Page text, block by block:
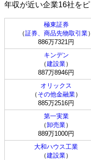
年収が近い企業16社を
極東証券
（証券、商品先物取引業）
886万7321円
キンデン
（建設業）
887万8946円
オリックス
（ その他金融業）
885万2516円
第一実業
（卸売業）
889万1000円
大和ハウス工業
（建設業）